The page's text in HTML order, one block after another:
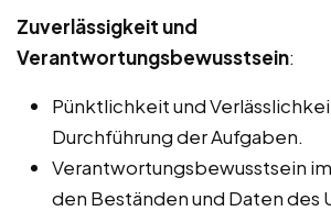
Zuverlässigkeit und
Verantwortungsbewusstsein:
Pünktlichkeit und
Durchführung der Aufgaben.
Verantwortungsbewusstsein
den Beständen und Daten des